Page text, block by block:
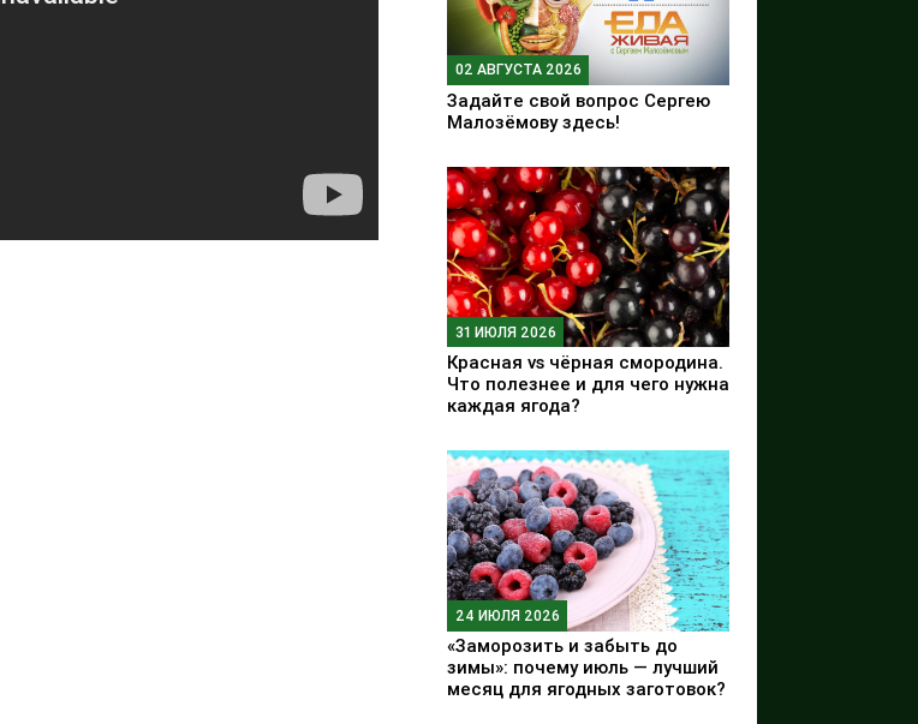
02 АВГУСТА 2026
Задайте свой вопрос Сергею
Малозёмову здесь!
31 ИЮЛЯ 2026
Красная vs чёрная смородина.
Что полезнее и для чего нужна
каждая ягода?
24 ИЮЛЯ 2026
«Заморозить и забыть до
зимы»: почему июль — лучший
месяц для ягодных заготовок?